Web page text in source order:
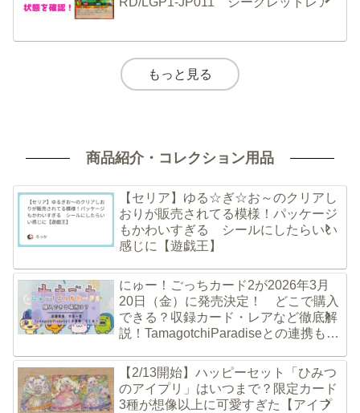
もっと見る
商品紹介・コレクション用品
【セリア】ゆる☆ぎ☆お～のクリアし
おりが販売されてる模様！パッケージ
もかわいすぎる シールにしたらいい
感じに【遊戯王】
にゅー！ごっちカード2が2026年3月
20日（金）に発売決定！ どこで購入
できる？収録カード・レアなど徹底解
説！TamagotchiParadiseとの連携も
【2/13開始】ハッピーセット「ひみつ
のアイプリ」はいつまで？限定カード
3種が想像以上に可愛すぎた【アイプ